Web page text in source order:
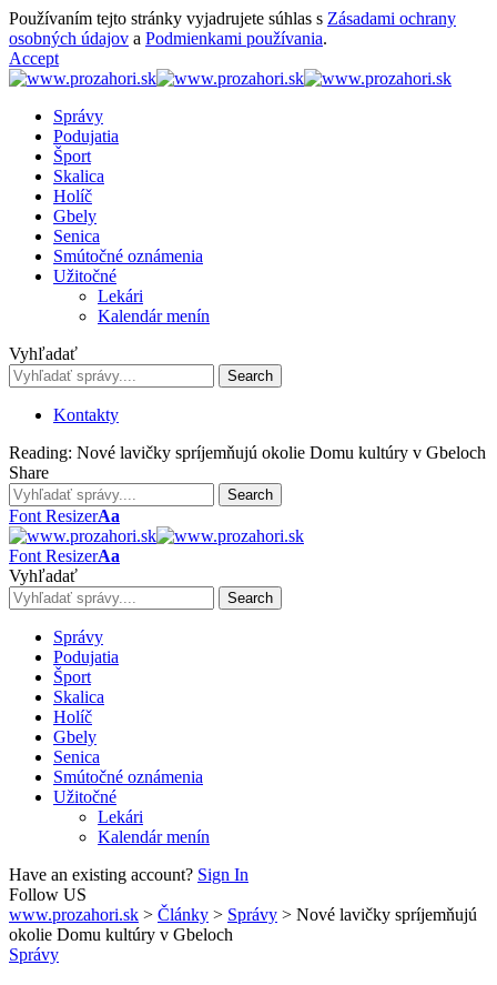
Používaním tejto stránky vyjadrujete súhlas s Zásadami ochrany
osobných údajov a Podmienkami používania.
Accept
Správy
Podujatia
Šport
Skalica
Holíč
Gbely
Senica
Smútočné oznámenia
Užitočné
Lekári
Kalendár menín
Vyhľadať
Kontakty
Reading: Nové lavičky spríjemňujú okolie Domu kultúry v Gbeloch
Share
Font ResizerAa
Font ResizerAa
Vyhľadať
Správy
Podujatia
Šport
Skalica
Holíč
Gbely
Senica
Smútočné oznámenia
Užitočné
Lekári
Kalendár menín
Have an existing account? Sign In
Follow US
www.prozahori.sk > Články > Správy > Nové lavičky spríjemňujú
okolie Domu kultúry v Gbeloch
Správy